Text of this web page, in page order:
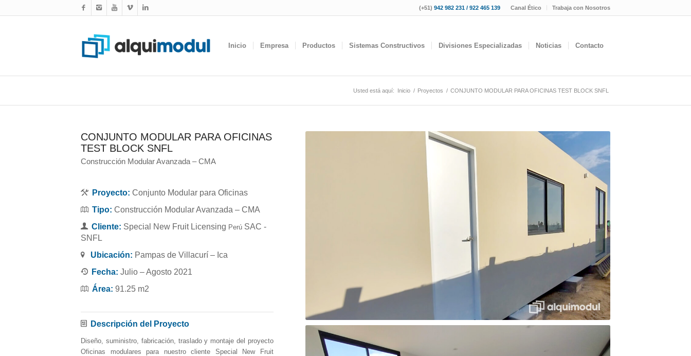
Canal Ético Trabaja con Nosotros
(+51) 942 982 231 / 922 465 139
Inicio Empresa Productos Sistemas Constructivos Divisiones Especializadas Noticias Contacto
Usted está aquí: Inicio / Proyectos / CONJUNTO MODULAR PARA OFICINAS TEST BLOCK SNFL
CONJUNTO MODULAR PARA OFICINAS
TEST BLOCK SNFL
Construcción Modular Avanzada – CMA
Proyecto: Conjunto Modular para Oficinas
Tipo: Construcción Modular Avanzada – CMA
Cliente: Special New Fruit Licensing PerúSAC -
SNFL
Ubicación: Pampas de Villacurí – Ica
Fecha: Julio – Agosto 2021
Área: 91.25 m2
Descripción del Proyecto
Diseño, suministro, fabricación, traslado y montaje del proyecto
Oficinas modulares para nuestro cliente Special New Fruit